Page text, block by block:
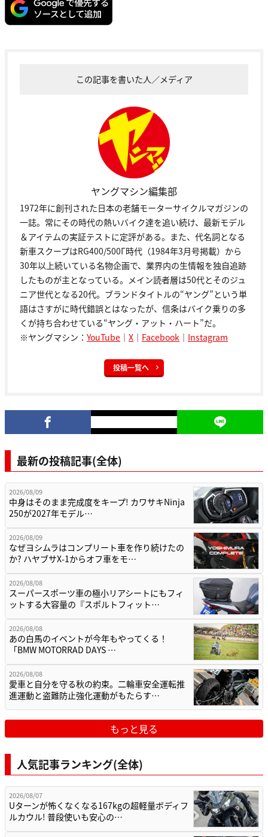
この記事を書いた人／メディア
ヤングマシン編集部
1972年に創刊された日本の老舗モーターサイクルマガジンの
一誌。常にその時代の熱いバイク達を追い続け、最新モデル
＆アイテムの実証テストに定評がある。また、代名詞となる
新車スクープはRG400/500Γ時代（1984年3月号掲載）から
30年以上続いている名物企画で、業界内の生情報を独自追跡
したものが主となっている。メイン読者層は50代とそのジュ
ニア世代となる20代。ブランドタイトルの“ヤング”という単
語はさすがに時代錯誤とはなったが、信条はバイク乗りの多
くが持ち合わせている“ヤング・アット・ハート”だ。
※ヤングマシン： YouTube ｜ X ｜ Facebook ｜ Instagram
投稿一覧へ
最新の投稿記事(全体)
2026/08/09
中身はそのまま完成度をキープ! カワサキNinja
250が2027年モデル…
2026/08/09
なぜヨシムラはコンプリート車を作り続けたの
か? ハヤブサX-1からオフ車をモ…
2026/08/08
スーパースポーツ車の極小リアシートにもフィ
ットする大容量の『スポルトフィット…
2026/08/08
あの白馬のイベントが今年もやってくる！
「BMW MOTORRAD DAYS …
2026/08/08
愛車と自分を守る秋の約束。二輪車安全運転推
進運動と盗難防止強化運動がもたらす…
もっと見る
人気記事ランキング(全体)
2026/08/07
Uターンが怖くなくなる167kgの超軽量ボディフ
ルカウル! 普段使いも安心の…